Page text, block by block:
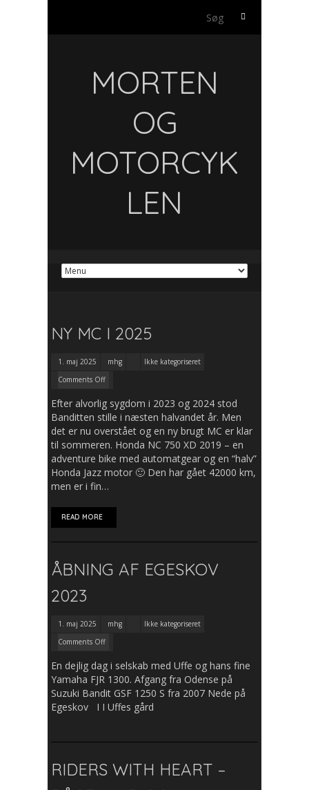
Søg
MORTEN
OG
MOTORCYK
LEN
NY MC I 2025
1. maj 2025 mhg
Ikke kategoriseret
Comments Off
Efter alvorlig sygdom i 2023 og 2024 stod
Banditten stille i næsten halvandet år. Men
det er nu overstået og en ny brugt MC er klar
til sommeren. Honda NC 750 XD 2019 – en
adventure bike med automatgear og en “halv”
Honda Jazz motor 🙂 Den har gået 42000 km,
men er i fin…
READ MORE
ÅBNING AF EGESKOV
2023
1. maj 2025 mhg
Ikke kategoriseret
Comments Off
En dejlig dag i selskab med Uffe og hans fine
Yamaha FJR 1300. Afgang fra Odense på
Suzuki Bandit GSF 1250 S fra 2007 Nede på
Egeskov I I Uffes gård
RIDERS WITH HEART –